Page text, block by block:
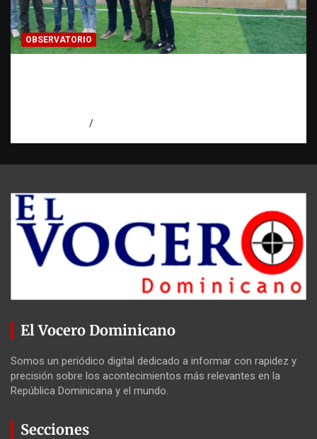
OBSERVATORIO
El Vocero Dominicano
Somos un periódico digital dedicado a informar con rapidez y
precisión sobre los acontecimientos más relevantes en la
República Dominicana y el mundo.
Secciones